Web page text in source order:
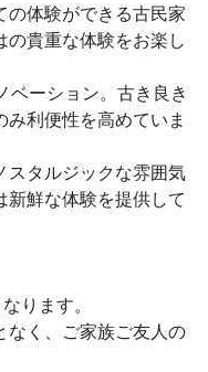
の体験ができる古民家
貴重な体験をお楽し
ベーション。古き良き
利便性を高めていま
スタルジックな雰囲気
鮮な体験を提供して
ります。
なく、ご家族ご友人の